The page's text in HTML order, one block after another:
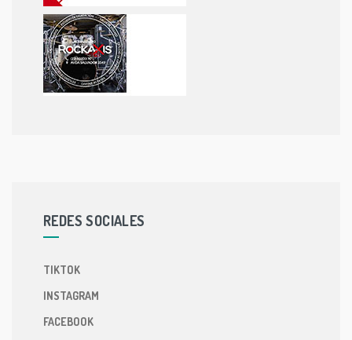
REDES SOCIALES
TIKTOK
INSTAGRAM
FACEBOOK